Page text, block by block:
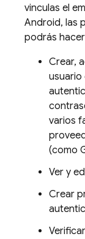
vinculas el
Android, las
podrás
Crear,
usuario
varios
(como
Ver y
Crear